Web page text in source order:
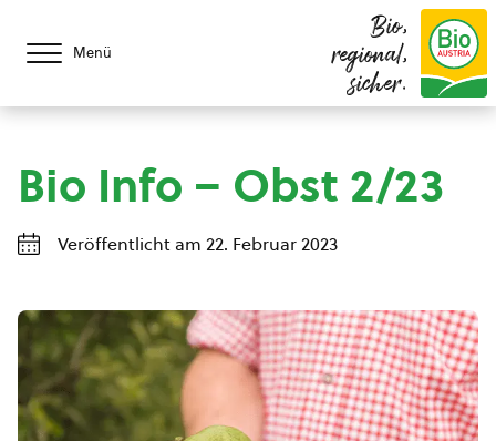
Menü
Bio,
regional,
sicher.
Bio Info – Obst 2/23
Veröffentlicht am 22. Februar 2023